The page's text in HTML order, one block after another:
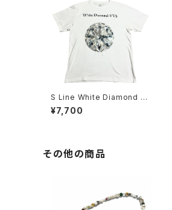
S Line White Diamond T-
shirt
¥7,700
その他の商品